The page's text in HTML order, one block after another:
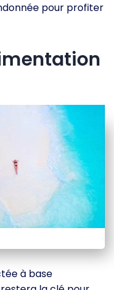
pour profiter
à base